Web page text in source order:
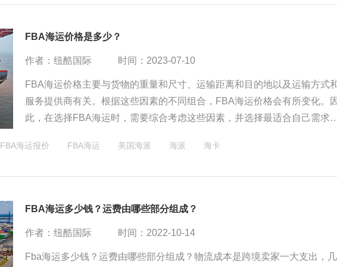
FBA海运价格是多少？
作者：纽酷国际 时间：2023-07-10
FBA海运价格主要与货物的重量和尺寸、运输距离和目的地以及运输方式
服务提供商有关。根据这些因素的不同组合，FBA海运价格会有所变化。因
此，在选择FBA海运时，需要综合考虑这些因素，并选择最适合自己需求
FBA海运报价 ​FBA海运 美国海派 海派 海卡
FBA海运多少钱？运费由哪些部分组成？
作者：纽酷国际 时间：2022-10-14
Fba海运多少钱？运费由哪些部分组成？物流成本是跨境卖家一大支出，几